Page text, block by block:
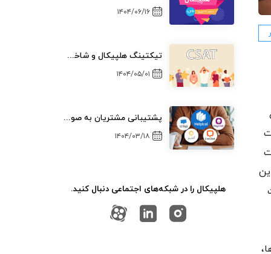
۱۴۰۴/۰۶/۱۶
تیکتینگ هلپیکال و شاخص رضایتمندی مشتری (CSAT)
۱۴۰۴/۰۵/۰۱
پشتیبانی مشتریان به صورت چند سطحی
۱۴۰۴/۰۳/۱۸
هلپیکال را در شبکه‌های اجتماعی دنبال کنید.